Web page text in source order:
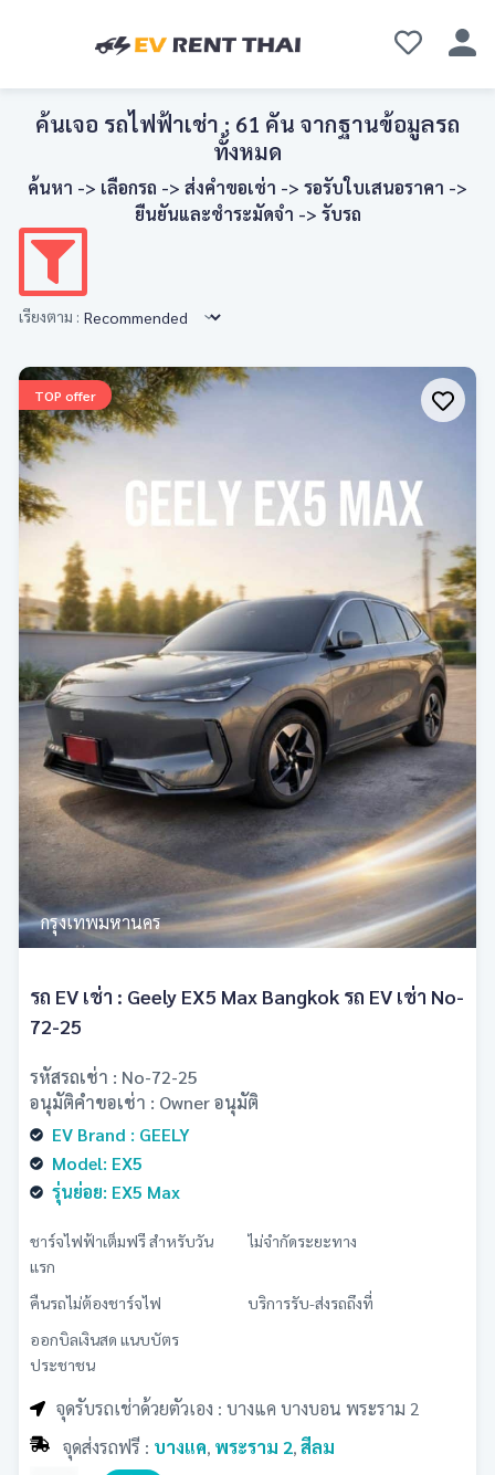
ค้นเจอ รถไฟฟ้าเช่า : 61 คัน จากฐานข้อมูลรถ
ทั้งหมด
ค้นหา -> เลือกรถ -> ส่งคำขอเช่า -> รอรับใบเสนอราคา ->
ยืนยันและชำระมัดจำ -> รับรถ
เรียงตาม :
TOP offer
กรุงเทพมหานคร
รถ EV เช่า : Geely EX5 Max Bangkok รถ EV เช่า No-
72-25
รหัสรถเช่า : No-72-25
อนุมัติคำขอเช่า : Owner อนุมัติ
EV Brand : GEELY
Model: EX5
รุ่นย่อย: EX5 Max
ชาร์จไฟฟ้าเต็มฟรี สำหรับวัน
แรก
ไม่จำกัดระยะทาง
คืนรถไม่ต้องชาร์จไฟ
บริการรับ-ส่งรถถึงที่
ออกบิลเงินสด แนบบัตร
ประชาชน
จุดรับรถเช่าด้วยตัวเอง : บางแค บางบอน พระราม 2
จุดส่งรถฟรี : บางแค พระราม 2 สีลม